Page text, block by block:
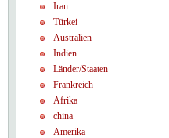
Iran
Türkei
Australien
Indien
Länder/Staaten
Frankreich
Afrika
china
Amerika